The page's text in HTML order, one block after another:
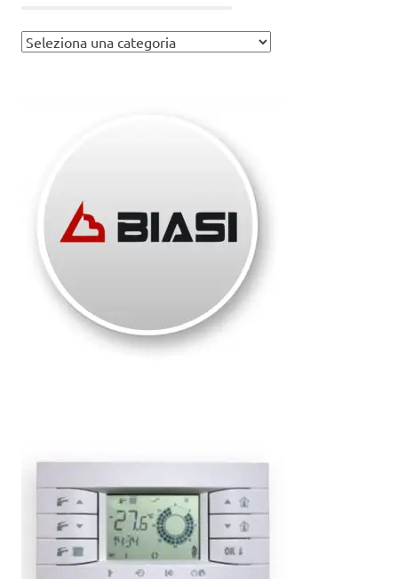
Assistenza